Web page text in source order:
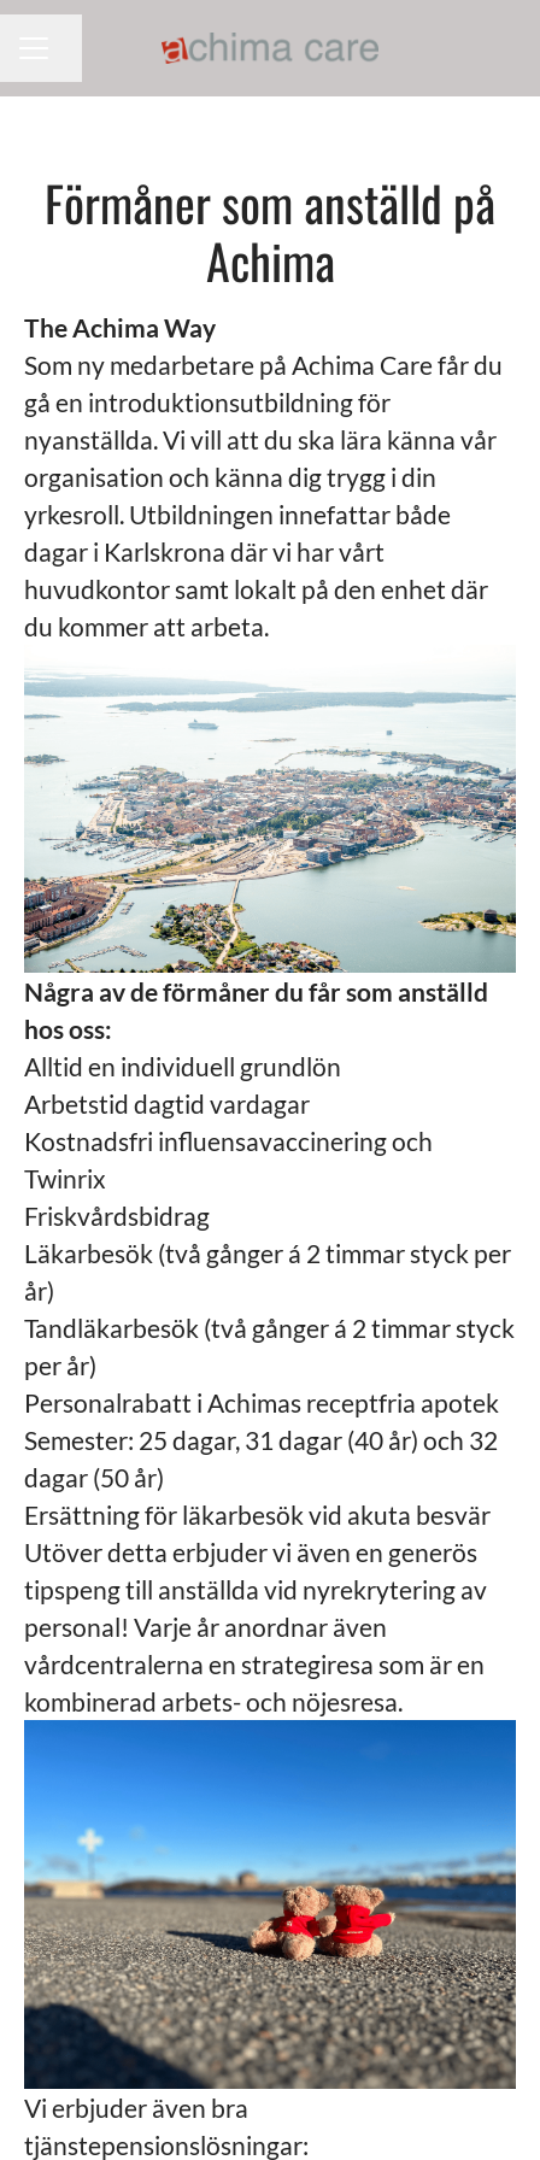
Förmåner som anställd på
Achima
The Achima Way
Som ny medarbetare på Achima Care får du
gå en introduktionsutbildning för
nyanställda. Vi vill att du ska lära känna vår
organisation och känna dig trygg i din
yrkesroll. Utbildningen innefattar både
dagar i Karlskrona där vi har vårt
huvudkontor samt lokalt på den enhet där
du kommer att arbeta.
Några av de förmåner du får som anställd
hos oss:
Alltid en individuell grundlön
Arbetstid dagtid vardagar
Kostnadsfri influensavaccinering och
Twinrix
Friskvårdsbidrag
Läkarbesök (två gånger á 2 timmar styck per
år)
Tandläkarbesök (två gånger á 2 timmar styck
per år)
Personalrabatt i Achimas receptfria apotek
Semester: 25 dagar, 31 dagar (40 år) och 32
dagar (50 år)
Ersättning för läkarbesök vid akuta besvär
Utöver detta erbjuder vi även en generös
tipspeng till anställda vid nyrekrytering av
personal! Varje år anordnar även
vårdcentralerna en strategiresa som är en
kombinerad arbets- och nöjesresa.
Vi erbjuder även bra
tjänstepensionslösningar: